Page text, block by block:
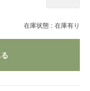
在庫状態 : 在庫有り